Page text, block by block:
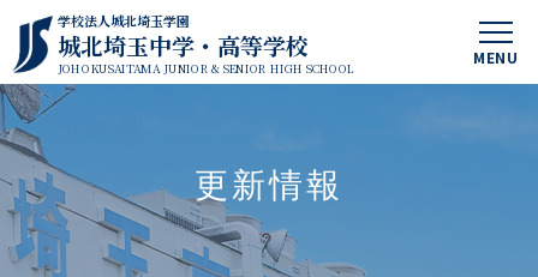
MENU
学校法人城北埼玉学園
城北埼玉中学・高等学校
JOHOKUSAITAMA JUNIOR & SENIOR HIGH SCHOOL
更新情報